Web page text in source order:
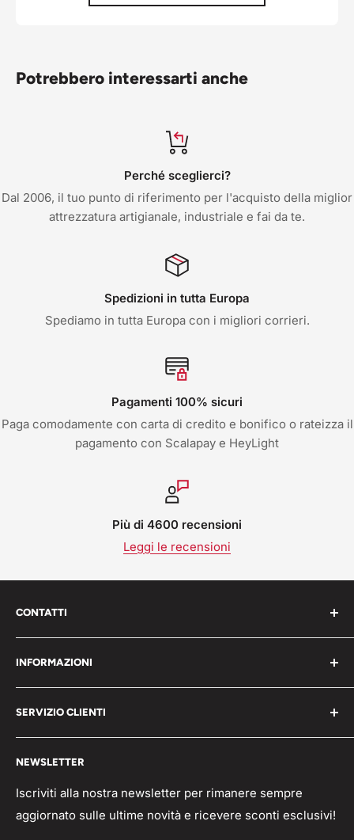
Potrebbero interessarti anche
Perché sceglierci?
Dal 2006, il tuo punto di riferimento per l'acquisto della miglior
attrezzatura artigianale, industriale e fai da te.
Spedizioni in tutta Europa
Spediamo in tutta Europa con i migliori corrieri.
Pagamenti 100% sicuri
Paga comodamente con carta di credito e bonifico o rateizza il
pagamento con Scalapay e HeyLight
Più di 4600 recensioni
Leggi le recensioni
CONTATTI
Work Shop s.r.l. via varese 160 - 22076 Mozzate (CO)
Italia
INFORMAZIONI
Blog
Pagamenti
Spedizioni
Feedback
Parlano di Noi
SERVIZIO CLIENTI
Domande frequenti
Privacy Policy
Resi/Rimborsi
NEWSLETTER
Iscriviti alla nostra newsletter per rimanere sempre
aggiornato sulle ultime novità e ricevere sconti esclusivi!